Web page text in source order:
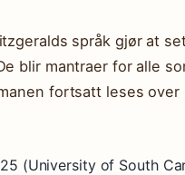
språk gjør at
blir mantraer for alle
fortsatt leses over
(University of South